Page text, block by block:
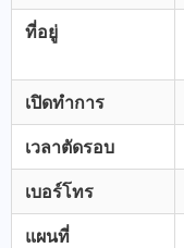
ที่อยู่
เปิดทำการ
เวลาตัดรอบ
เบอร์โทร
แผนที่